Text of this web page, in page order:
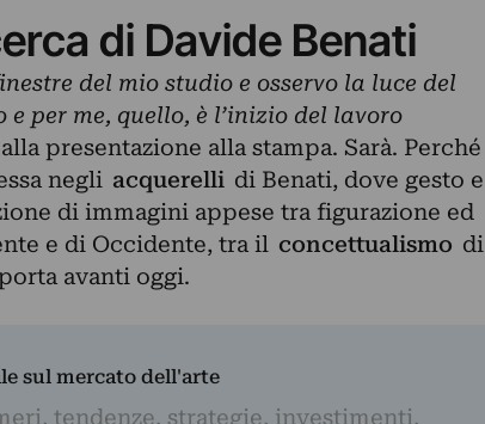
di Davide Benati
del mio studio e osservo la luce del
per me, quello, è l’inizio del lavoro
presentazione alla stampa. Sarà. Perché
negli acquerelli di Benati, dove gesto e
di immagini appese tra figurazione ed
e di Occidente, tra il concettualismo di
avanti oggi.
sul mercato dell'arte
tendenze, strategie, investimenti,